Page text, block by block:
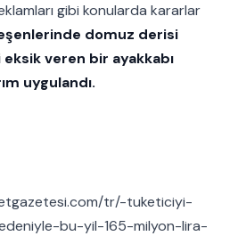
gibi konularda kararlar
domuz derisi
veren bir ayakkabı
uygulandı.
tr/-tuketiciyi-
bu-yil-165-milyon-lira-